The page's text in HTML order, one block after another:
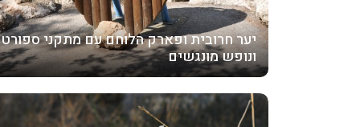
יער חרובית ופארק הלוחם עם מתקני ספורט
ונופש מונגשים